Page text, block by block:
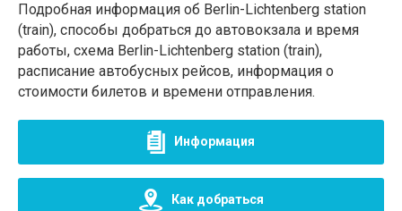
Подробная информация об Berlin-Lichtenberg station
(train), способы добраться до автовокзала и время
работы, схема Berlin-Lichtenberg station (train),
расписание автобусных рейсов, информация о
стоимости билетов и времени отправления.
Информация
Как добраться